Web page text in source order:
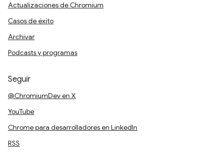
Actualizaciones de Chromium
Casos de éxito
Archivar
Podcasts y programas
Seguir
@ChromiumDev en X
YouTube
Chrome para desarrolladores en LinkedIn
RSS